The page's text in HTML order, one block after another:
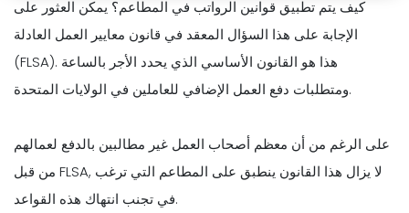
كيف يتم تطبيق قوانين الرواتب في المطاعم؟ يمكن العثور على
الإجابة على هذا السؤال المعقد في قانون معايير العمل العادلة
(FLSA). هذا هو القانون الأساسي الذي يحدد الأجر بالساعة
ومتطلبات دفع العمل الإضافي للعاملين في الولايات المتحدة.
على الرغم من أن معظم أصحاب العمل غير مطالبين بالدفع لعمالهم
من قبل FLSA, لا يزال هذا القانون ينطبق على المطاعم التي ترغب
في تجنب انتهاك هذه القواعد.